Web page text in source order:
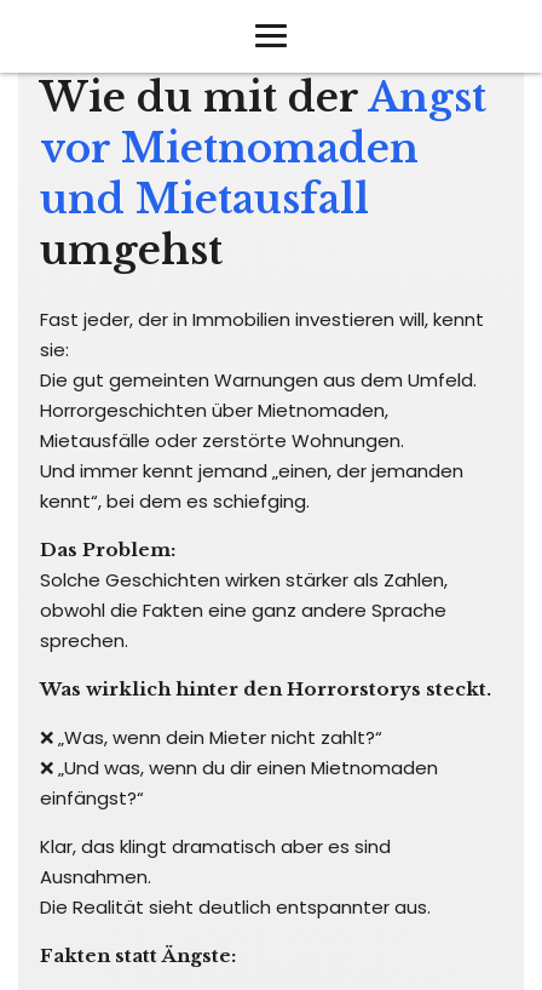
Wie du mit derAngst
vor Miet­nomaden
und Mietausfall
umgehst
Fast jeder, der in Immobilien investieren will, kennt
sie:
Die gut gemeinten Warnungen aus dem Umfeld.
Horrorgeschichten über Mietnomaden,
Mietausfälle oder zerstörte Wohnungen.
Und immer kennt jemand „einen, der jemanden
kennt“, bei dem es schiefging.
Das Problem:
Solche Geschichten wirken stärker als Zahlen,
obwohl die Fakten eine ganz andere Sprache
sprechen.
Was wirklich hinter den Horrorstorys steckt.
❌ „Was, wenn dein Mieter nicht zahlt?“
❌ „Und was, wenn du dir einen Mietnomaden
einfängst?“
Klar, das klingt dramatisch aber es sind
Ausnahmen.
Die Realität sieht deutlich entspannter aus.
Fakten statt Ängste: